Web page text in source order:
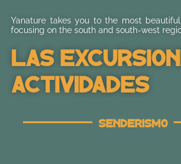
Yanature takes you to the most
focusing on the south and south-west
Las
Actividades
Senderismo